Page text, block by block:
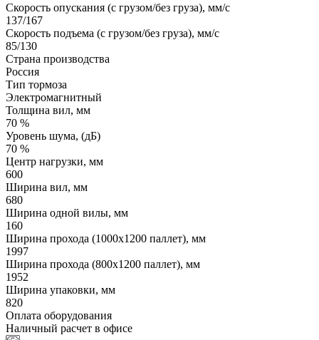
Скорость опускания (с грузом/без груза), мм/с
137/167
Скорость подъема (с грузом/без груза), мм/с
85/130
Страна производства
Россия
Тип тормоза
Электромагнитный
Толщина вил, мм
70 %
Уровень шума, (дБ)
70 %
Центр нагрузки, мм
600
Ширина вил, мм
680
Ширина одной вилы, мм
160
Ширина прохода (1000х1200 паллет), мм
1997
Ширина прохода (800х1200 паллет), мм
1952
Ширина упаковки, мм
820
Оплата оборудования
Наличный расчет в офисе